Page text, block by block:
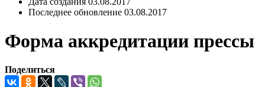
Последнее обновление 03.08.2017
Форма аккредитации прессы
Поделиться